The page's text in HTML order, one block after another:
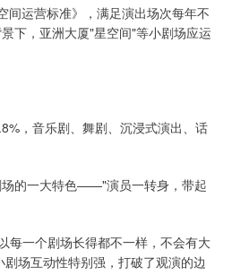
间运营标准》，满足演出场次每年不
下，亚洲大厦"星空间"等小剧场应运
，音乐剧、舞剧、沉浸式演出、话
场的一大特色——"演员一转身，带起
每一个剧场长得都不一样，不会有大
场互动性特别强，打破了观演的边